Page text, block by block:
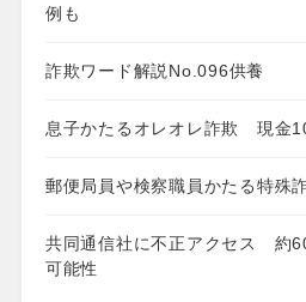
例も
詐欺ワード解説No.096供養
息子かたるオレオレ詐欺 現金
郵便局員や検察職員かたる特
共同通信社に不正アクセス 約
可能性